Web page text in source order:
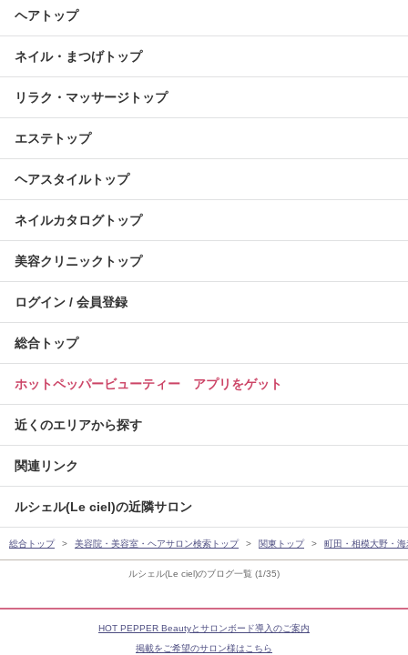
ルシェル(Le ciel)のブログ一覧 (1/35)
ヘアトップ
ネイル・まつげトップ
リラク・マッサージトップ
エステトップ
ヘアスタイルトップ
ネイルカタログトップ
美容クリニックトップ
ログイン / 会員登録
総合トップ
ホットペッパービューティー アプリをゲット
近くのエリアから探す
関連リンク
ルシェル(Le ciel)の近隣サロン
総合トップ 美容院・美容室・ヘアサロン検索トップ 関東トップ 町田・相模大野・
HOT PEPPER Beautyとサロンボード導入のご案内
掲載をご希望のサロン様はこちら